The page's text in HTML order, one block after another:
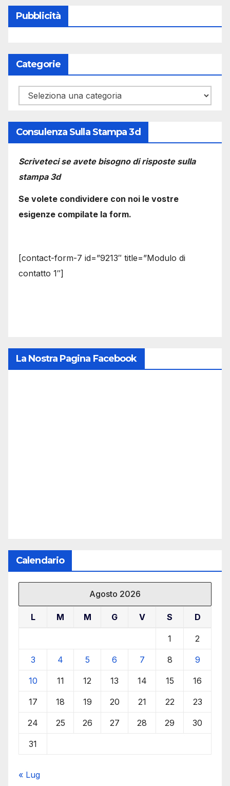
Pubblicità
Categorie
Categorie
Consulenza Sulla Stampa 3d
Scriveteci se avete bisogno di risposte sulla
stampa 3d
Se volete condividere con noi le vostre
esigenze compilate la form.
[contact-form-7 id=”9213″ title=”Modulo di
contatto 1″]
La Nostra Pagina Facebook
Calendario
Agosto 2026
L M M G V S D
1 2
3 4 5 6 7 8 9
10 11 12 13 14 15 16
17 18 19 20 21 22 23
24 25 26 27 28 29 30
31
« Lug